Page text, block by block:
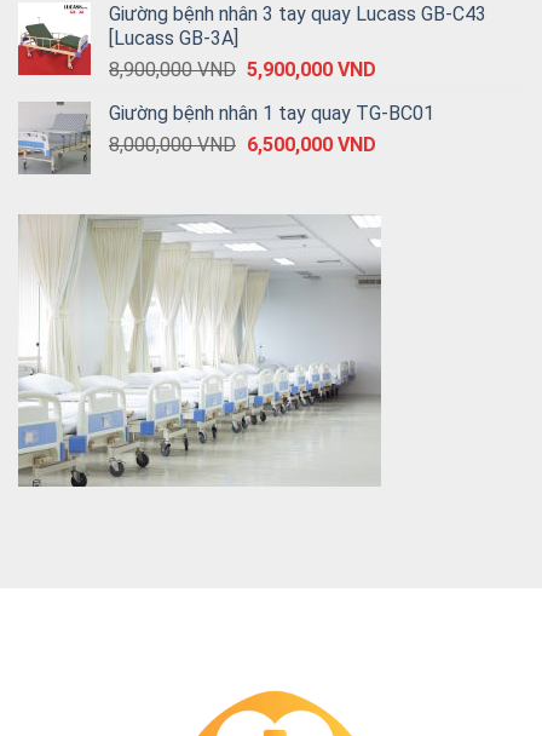
Giường bệnh nhân 3 tay quay Lucass GB-C43
[Lucass GB-3A]
8,900,000VND 5,900,000 VND
Giường bệnh nhân 1 tay quay TG-BC01
8,000,000VND 6,500,000 VND